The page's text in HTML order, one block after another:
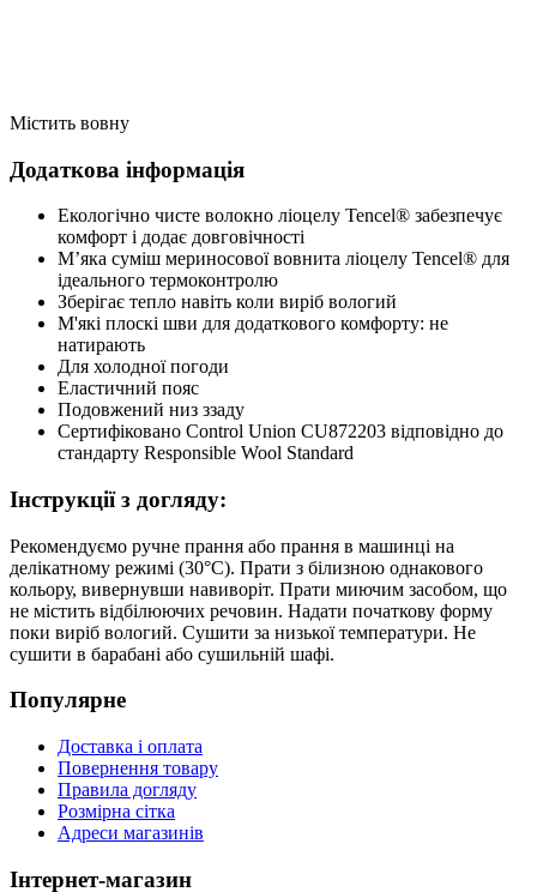
Містить вовну
Додаткова інформація
Екологічно чисте волокно ліоцелу Tencel® забезпечує
комфорт і додає довговічності
М’яка суміш мериносової вовнита ліоцелу Tencel® для
ідеального термоконтролю
Зберігає тепло навіть коли виріб вологий
М'які плоскі шви для додаткового комфорту: не
натирають
Для холодної погоди
Еластичний пояс
Подовжений низ ззаду
Сертифіковано Control Union CU872203 відповідно до
стандарту Responsible Wool Standard
Інструкції з догляду:
Рекомендуємо ручне прання або прання в машинці на
делікатному режимі (30°C). Прати з білизною однакового
кольору, вивернувши навиворіт. Прати миючим засобом, що
не містить відбілюючих речовин. Надати початкову форму
поки виріб вологий. Сушити за низької температури. Не
сушити в барабані або сушильній шафі.
Популярне
Доставка і оплата
Повернення товару
Правила догляду
Розмірна сітка
Адреси магазинів
Інтернет-магазин